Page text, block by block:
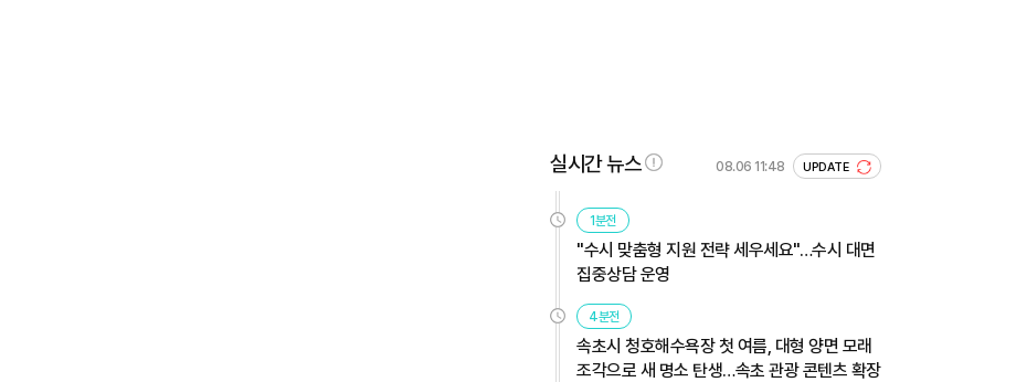
실시간 뉴스 08.06 11:48 UPDATE
1분전
"수시 맞춤형 지원 전략 세우세요"…수시 대면
집중상담 운영
4분전
속초시 청호해수욕장 첫 여름, 대형 양면 모래
조각으로 새 명소 탄생…속초 관광 콘텐츠 확장